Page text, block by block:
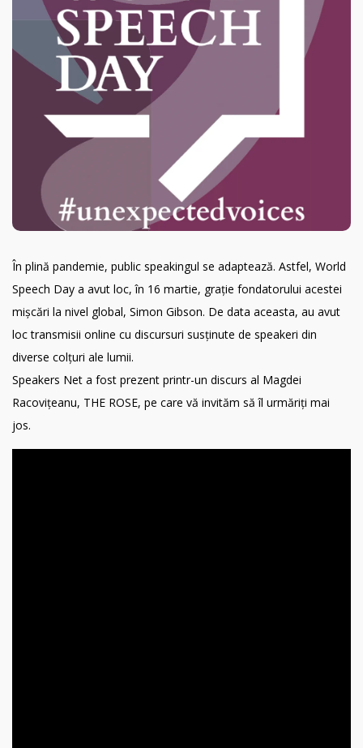
În plină pandemie, public speakingul se adaptează. Astfel, World
Speech Day a avut loc, în 16 martie, grație fondatorului acestei
mișcări la nivel global, Simon Gibson. De data aceasta, au avut
loc transmisii online cu discursuri susținute de speakeri din
diverse colțuri ale lumii.
Speakers Net a fost prezent printr-un discurs al Magdei
Racovițeanu, THE ROSE, pe care vă invităm să îl urmăriți mai
jos.